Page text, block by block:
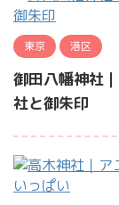
東京 港区
御田八幡神社
社と御朱印